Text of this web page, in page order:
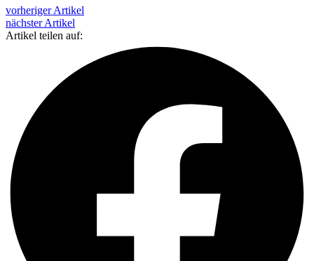
vorheriger Artikel
nächster Artikel
Artikel teilen auf: